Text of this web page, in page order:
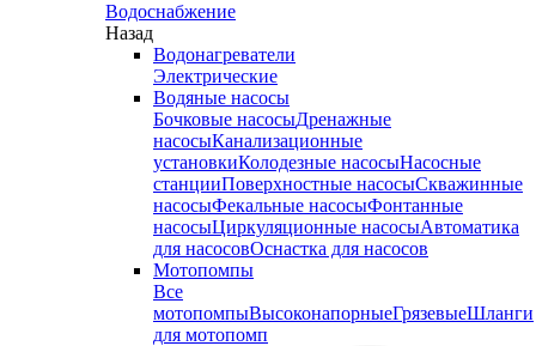
Водоснабжение
Назад
Водонагреватели
Электрические
Водяные насосы
Бочковые насосыДренажные
насосыКанализационные
установкиКолодезные насосыНасосные
станцииПоверхностные насосыСкважинные
насосыФекальные насосыФонтанные
насосыЦиркуляционные насосыАвтоматика
для насосовОснастка для насосов
Мотопомпы
Все
мотопомпыВысоконапорныеГрязевыеШланги
для мотопомп